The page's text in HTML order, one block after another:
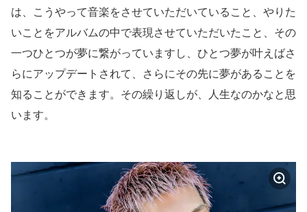
は、こうやって音楽をさせていただいていること、やりた
いことをアルバムの中で表現させていただいたこと、その
一つひとつが夢に繋がっていますし、ひとつ夢が叶えばさ
らにアップデートされて、さらにその先に夢があることを
知ることができます。その繰り返しが、人生なのかなと思
います。